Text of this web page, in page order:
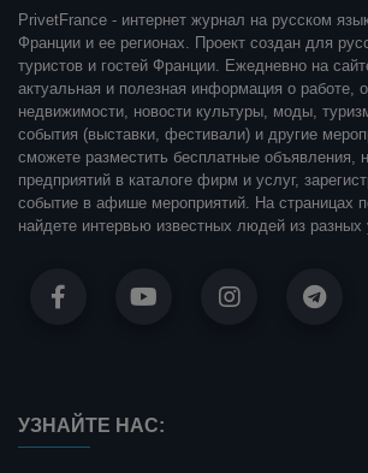
PrivetFrance - интернет журнал на русском
Франции и ее регионах. Проект создан для
туристов и гостей Франции. Ежедневно на
актуальная и полезная информация о работе,
недвижимости, новости культуры, моды,
события (выставки, фестивали) и другие
сможете разместить бесплатные объявления,
предприятий в каталоге фирм и услуг,
событие в афише мероприятий. На страницах
найдете интервью известных людей из разных
УЗНАЙТЕ НАС: